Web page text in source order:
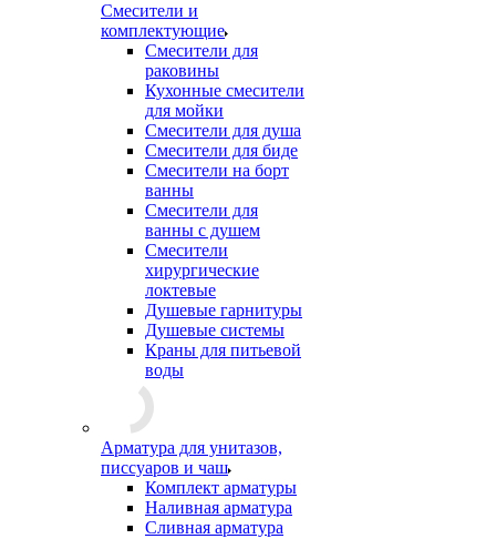
Смесители и
комплектующие
Смесители для
раковины
Кухонные смесители
для мойки
Смесители для душа
Смесители для биде
Смесители на борт
ванны
Смесители для
ванны с душем
Смесители
хирургические
локтевые
Душевые гарнитуры
Душевые системы
Краны для питьевой
воды
Арматура для унитазов,
писсуаров и чаш
Комплект арматуры
Наливная арматура
Сливная арматура